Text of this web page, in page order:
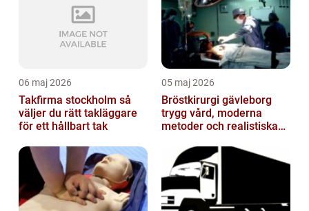
06 maj 2026
Takfirma stockholm så
väljer du rätt takläggare
för ett hållbart tak
05 maj 2026
Bröstkirurgi gävleborg
trygg vård, moderna
metoder och realistiska